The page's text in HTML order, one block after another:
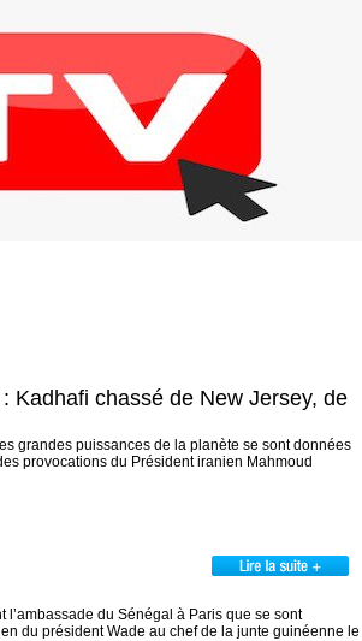
Kadhafi chassé de New Jersey, de
grandes puissances de la planète se sont données
provocations du Président iranien Mahmoud
l’ambassade du Sénégal à Paris que se sont
du président Wade au chef de la junte guinéenne le